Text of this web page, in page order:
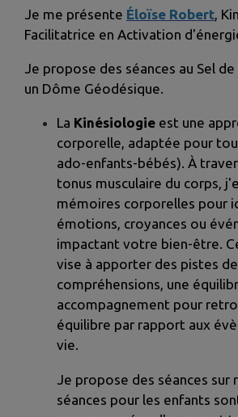
Je me présente Éloïse Robert,
Facilitatrice en Activation
Je propose des séances au Sel
un Dôme Géodésique.
La Kinésiologie est une
corporelle, adaptée pour
ado-enfants-bébés). À
tonus musculaire du corps,
mémoires corporelles pour
émotions, croyances ou
impactant votre bien-être.
vise à apporter des pistes de
compréhensions, une
accompagnement pour
équilibre par rapport aux
vie.
Je propose des séances sur
séances pour les enfants